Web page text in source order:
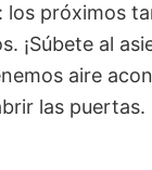
los próximos
¡Súbete al
aire
las puertas.